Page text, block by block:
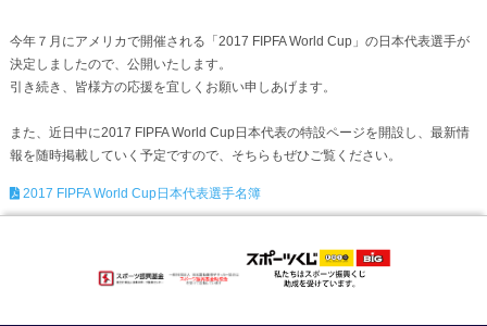
今年７月にアメリカで開催される「2017 FIPFA World Cup」の日本代表選手が
決定しましたので、公開いたします。
引き続き、皆様方の応援を宜しくお願い申しあげます。
また、近日中に2017 FIPFA World Cup日本代表の特設ページを開設し、最新情
報を随時掲載していく予定ですので、そちらもぜひご覧ください。
2017 FIPFA World Cup日本代表選手名簿